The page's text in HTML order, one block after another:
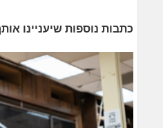
כתבות נוספות שיעניינו